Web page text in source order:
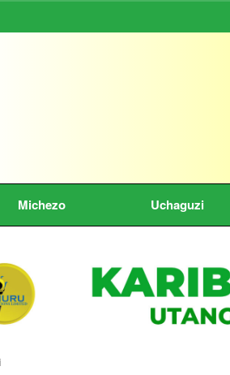
Michezo Uchaguzi